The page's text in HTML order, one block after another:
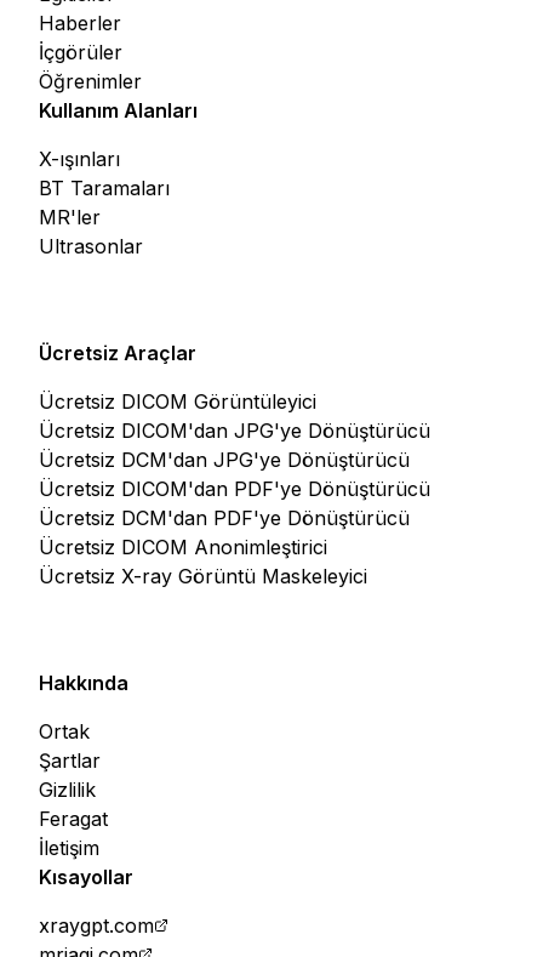
İçgörüler
Öğrenimler
Haberler
Kullanım Alanları
BT Taramaları
MR'ler
Ultrasonlar
X-ışınları
Ücretsiz Araçlar
Ücretsiz DICOM Görüntüleyici
Ücretsiz DICOM'dan JPG'ye Dönüştürücü
Ücretsiz DCM'dan JPG'ye Dönüştürücü
Ücretsiz DICOM'dan PDF'ye Dönüştürücü
Ücretsiz DCM'dan PDF'ye Dönüştürücü
Ücretsiz DICOM Anonimleştirici
Ücretsiz X-ray Görüntü Maskeleyici
Hakkında
Ortak
Şartlar
Gizlilik
Feragat
İletişim
Kısayollar
xraygpt.com